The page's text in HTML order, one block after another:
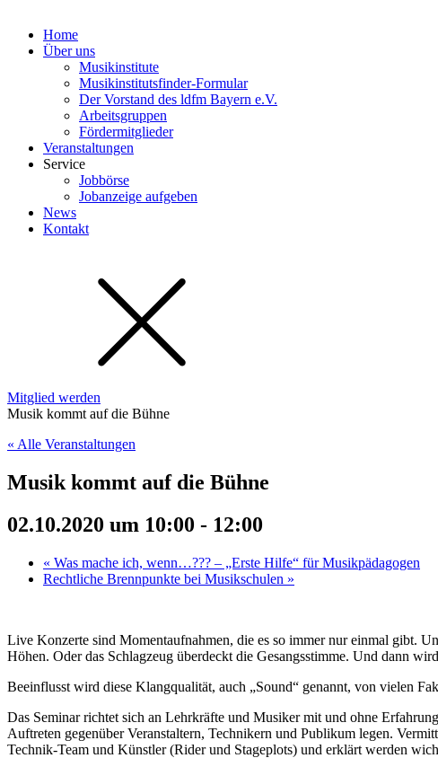
Home
Über uns
Musikinstitute
Musikinstitutsfinder-Formular
Der Vorstand des ldfm Bayern e.V.
Arbeitsgruppen
Fördermitglieder
Veranstaltungen
Service
Jobbörse
Jobanzeige aufgeben
News
Kontakt
Mitglied werden
Musik kommt auf die Bühne
« Alle Veranstaltungen
Musik kommt auf die Bühne
02.10.2020 um 10:00 - 12:00
« Was mache ich, wenn…??? – „Erste Hilfe“ für Musikpädagogen
Rechtliche Brennpunkte bei Musikschulen »
Live Konzerte sind Momentaufnahmen, die es so immer nur einmal gibt.
Höhen. Oder das Schlagzeug überdeckt die Gesangsstimme. Und dann
Beeinflusst wird diese Klangqualität, auch „Sound“ genannt, von vielen
Das Seminar richtet sich an Lehrkräfte und Musiker mit und ohne
Auftreten gegenüber Veranstaltern, Technikern und Publikum legen.
Technik-Team und Künstler (Rider und Stageplots) und erklärt werden